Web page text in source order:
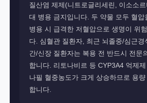
질산염 제제(니트로글리세린, 이소소
대 병용 금지입니다. 두 약물 모두 혈압
병용 시 급격한 저혈압으로 생명이 위
다. 심혈관 질환자, 최근 뇌졸중/심근경
간/신장 질환자는 복용 전 반드시 전문
합니다. 리토나비르 등 CYP3A4 억제
나필 혈중농도가 크게 상승하므로 용량
합니다.